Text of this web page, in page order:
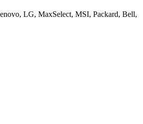
LG, MaxSelect, MSI, Packard, Bell,